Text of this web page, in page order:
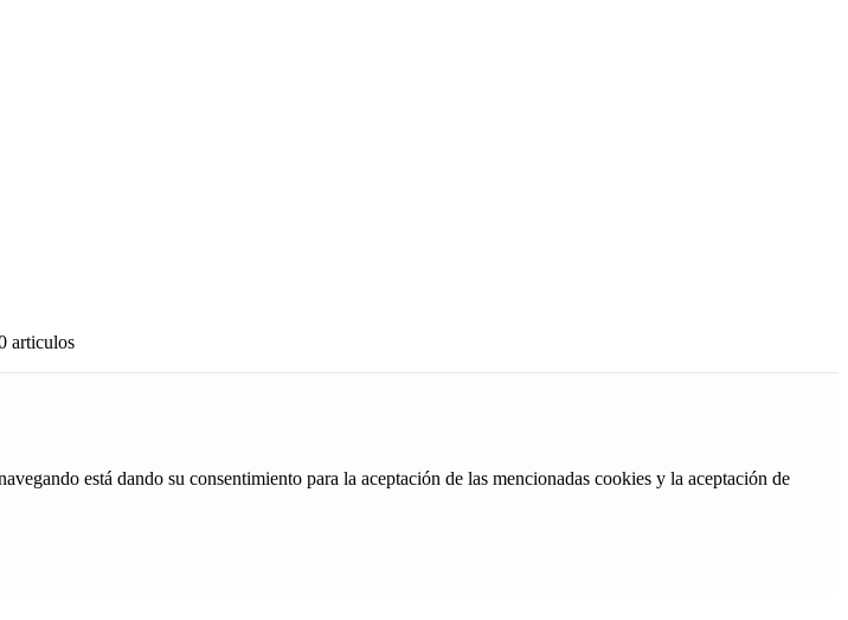
articulos
está dando su consentimiento para la aceptación de las mencionadas cookies y la aceptación de